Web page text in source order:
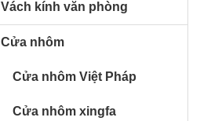
Vách kính văn phòng
Cửa nhôm
Cửa nhôm Việt Pháp
Cửa nhôm xingfa